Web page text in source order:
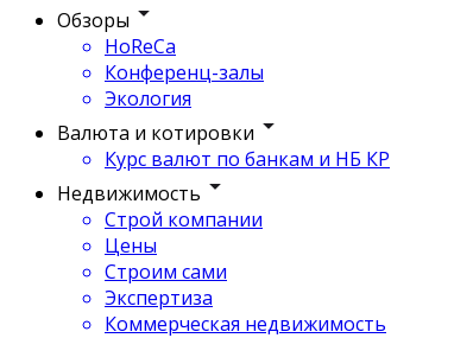
Обзоры
HoReCa
Конференц-залы
Экология
Валюта и котировки
Курс валют по банкам и НБ КР
Недвижимость
Строй компании
Цены
Строим сами
Экспертиза
Коммерческая недвижимость